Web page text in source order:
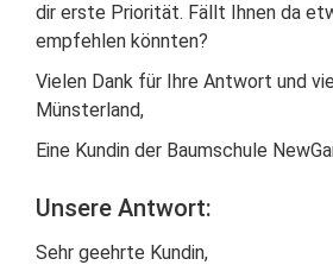
dir erste Priorität. Fällt Ihnen da
empfehlen könnten?
Vielen Dank für Ihre Antwort und
Münsterland,
Eine Kundin der Baumschule
Unsere Antwort:
Sehr geehrte Kundin,